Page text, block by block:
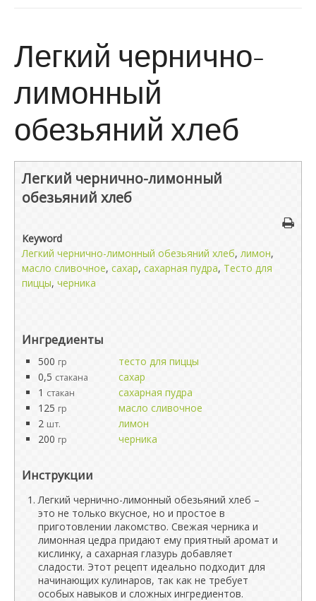
Легкий чернично-
лимонный
обезьяний хлеб
Легкий чернично-лимонный
обезьяний хлеб
Keyword
Легкий чернично-лимонный обезьяний хлеб, лимон,
масло сливочное, сахар, сахарная пудра, Тесто для
пиццы, черника
Ингредиенты
500 гр
тесто для пиццы
0,5 стакана
сахар
1 стакан
сахарная пудра
125 гр
масло сливочное
2 шт.
лимон
200 гр черника
Инструкции
Легкий чернично-лимонный обезьяний хлеб –
это не только вкусное, но и простое в
приготовлении лакомство. Свежая черника и
лимонная цедра придают ему приятный аромат и
кислинку, а сахарная глазурь добавляет
сладости. Этот рецепт идеально подходит для
начинающих кулинаров, так как не требует
особых навыков и сложных ингредиентов.